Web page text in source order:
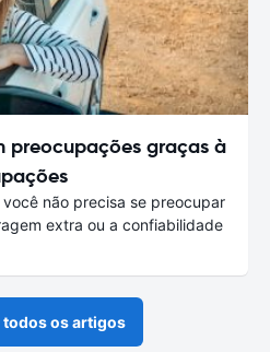
preocupações graças à
não precisa se preocupar
extra ou a confiabilidade
os artigos